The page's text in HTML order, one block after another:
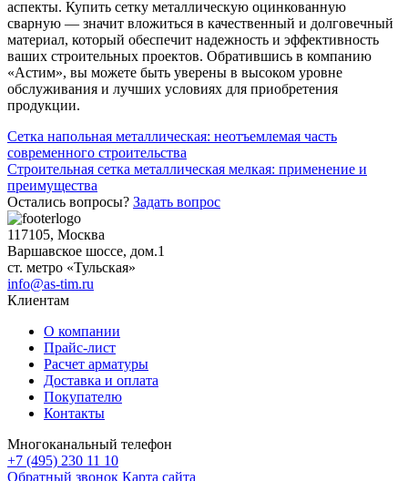
аспекты. Купить сетку металлическую оцинкованную
сварную — значит вложиться в качественный и долговечный
материал, который обеспечит надежность и эффективность
ваших строительных проектов. Обратившись в компанию
«Астим», вы можете быть уверены в высоком уровне
обслуживания и лучших условиях для приобретения
продукции.
Навигация
по
записям
Сетка напольная металлическая: неотъемлемая часть
современного строительства
Строительная сетка металлическая мелкая: применение и
преимущества
Остались вопросы? Задать вопрос
117105, Москва
Варшавское шоссе, дом.1
ст. метро «Тульская»
info@as-tim.ru
Клиентам
О компании
Прайс-лист
Расчет арматуры
Доставка и оплата
Покупателю
Контакты
Многоканальный телефон
+7 (495) 230 11 10
Обратный звонок Карта сайта